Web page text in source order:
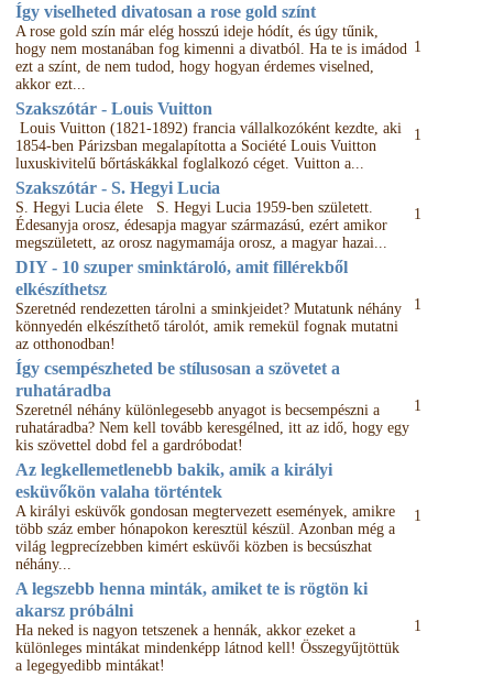
Így viselheted divatosan a rose gold színt
A rose gold szín már elég hosszú ideje hódít, és úgy tűnik,
hogy nem mostanában fog kimenni a divatból. Ha te is imádod
ezt a színt, de nem tudod, hogy hogyan érdemes viselned,
akkor ezt...
1
Szakszótár - Louis Vuitton
Louis Vuitton (1821-1892) francia vállalkozóként kezdte, aki
1854-ben Párizsban megalapította a Société Louis Vuitton
luxuskivitelű bőrtáskákkal foglalkozó céget. Vuitton a...
1
Szakszótár - S. Hegyi Lucia
S. Hegyi Lucia élete S. Hegyi Lucia 1959-ben született.
Édesanyja orosz, édesapja magyar származású, ezért amikor
megszületett, az orosz nagymamája orosz, a magyar hazai...
1
DIY - 10 szuper sminktároló, amit fillérekből
elkészíthetsz
Szeretnéd rendezetten tárolni a sminkjeidet? Mutatunk néhány
könnyedén elkészíthető tárolót, amik remekül fognak mutatni
az otthonodban!
1
Így csempészheted be stílusosan a szövetet a
ruhatáradba
Szeretnél néhány különlegesebb anyagot is becsempészni a
ruhatáradba? Nem kell tovább keresgélned, itt az idő, hogy egy
kis szövettel dobd fel a gardróbodat!
1
Az legkellemetlenebb bakik, amik a királyi
esküvőkön valaha történtek
A királyi esküvők gondosan megtervezett események, amikre
több száz ember hónapokon keresztül készül. Azonban még a
világ legprecízebben kimért esküvői közben is becsúszhat
néhány...
1
A legszebb henna minták, amiket te is rögtön ki
akarsz próbálni
Ha neked is nagyon tetszenek a hennák, akkor ezeket a
különleges mintákat mindenképp látnod kell! Összegyűjtöttük
a legegyedibb mintákat!
1